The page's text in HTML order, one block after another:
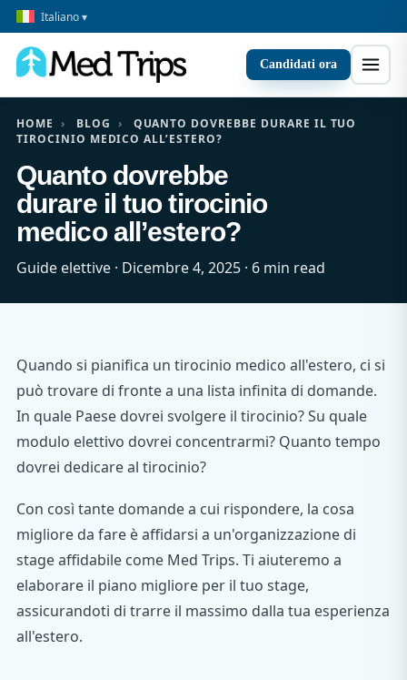
Italiano ▾
Candidati ora
HOME › BLOG ›
QUANTO DOVREBBE DURARE IL TUO
TIROCINIO MEDICO ALL’ESTERO?
Quanto dovrebbe
durare il tuo tirocinio
medico all’estero?
Guide elettive · Dicembre 4, 2025 · 6 min read
Quando si pianifica un tirocinio medico all'estero, ci si
può trovare di fronte a una lista infinita di domande.
In quale Paese dovrei svolgere il tirocinio? Su quale
modulo elettivo dovrei concentrarmi? Quanto tempo
dovrei dedicare al tirocinio?
Con così tante domande a cui rispondere, la cosa
migliore da fare è affidarsi a un'organizzazione di
stage affidabile come Med Trips. Ti aiuteremo a
elaborare il piano migliore per il tuo stage,
assicurandoti di trarre il massimo dalla tua esperienza
all'estero.